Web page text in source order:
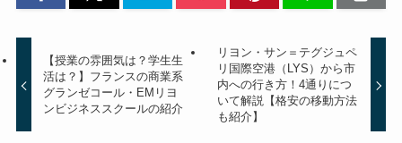
【授業の雰囲気は？学生生
活は？】フランスの商業系
グランゼコール・EMリヨ
ンビジネススクールの紹介
リヨン・サン＝テグジュペ
リ国際空港（LYS）から市
内への行き方！4通りにつ
いて解説【格安の移動方法
も紹介】